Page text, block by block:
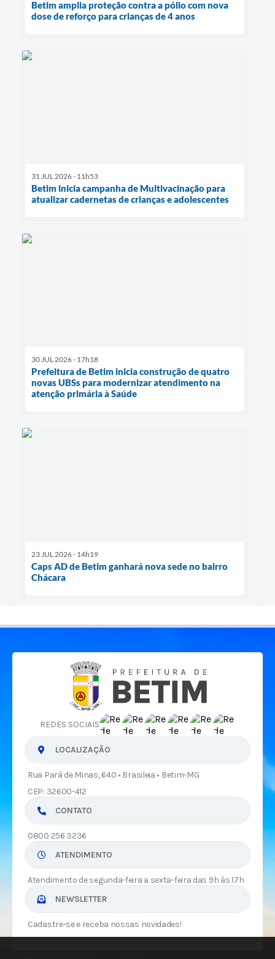
Betim amplia proteção contra a pólio com nova
dose de reforço para crianças de 4 anos
31 JUL 2026 - 11h53
Betim inicia campanha de Multivacinação para
atualizar cadernetas de crianças e adolescentes
30 JUL 2026 - 17h18
Prefeitura de Betim inicia construção de quatro
novas UBSs para modernizar atendimento na
atenção primária à Saúde
23 JUL 2026 - 14h19
Caps AD de Betim ganhará nova sede no bairro
Chácara
REDES SOCIAIS
LOCALIZAÇÃO
Rua Pará de Minas, 640 • Brasileia • Betim-MG
CEP: 32600-412
CONTATO
0800 256 3236
ATENDIMENTO
Atendimento de segunda-feira a sexta-feira das 9h às 17h
NEWSLETTER
Cadastre-se e receba nossas novidades!